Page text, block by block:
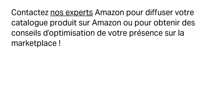
Contactez nos expertsAmazon pour diffuser votre
catalogue produit sur Amazon ou pour obtenir des
conseils d’optimisation de votre présence sur la
marketplace !